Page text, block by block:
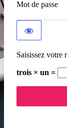
Mot de passe
Saisissez votre
trois × un =